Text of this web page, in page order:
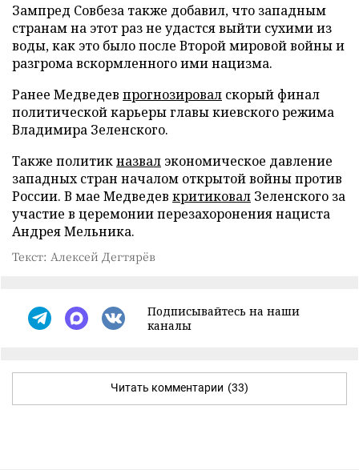
Зампред Совбеза также добавил, что западным
странам на этот раз не удастся выйти сухими из
воды, как это было после Второй мировой войны и
разгрома вскормленного ими нацизма.
Ранее Медведев прогнозировал скорый финал
политической карьеры главы киевского режима
Владимира Зеленского.
Также политикназвал экономическое давление
западных стран началом открытой войны против
России. В мае Медведев критиковал Зеленского за
участие в церемонии перезахоронения нациста
Андрея Мельника.
Текст: Алексей Дегтярёв
Подписывайтесь на наши
каналы
Читать комментарии (33)